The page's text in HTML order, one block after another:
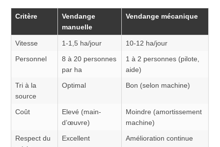
Critère
Vendange
manuelle
Vendange mécanique
Vitesse 1-1,5 ha/jour
10-12 ha/jour
Personnel
8 à 20 personnes
par ha
1 à 2 personnes (pilote,
aide)
Tri à la
source
Optimal Bon (selon machine)
Coût
Elevé (main-
d’œuvre)
Moindre (amortissement
machine)
Respect du
Excellent Amélioration continue